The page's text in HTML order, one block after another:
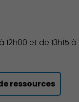
et de 13h15 à
ressources